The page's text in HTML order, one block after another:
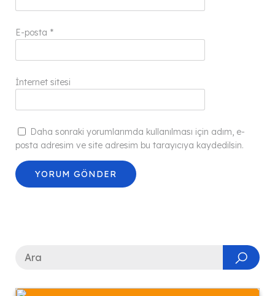
E-posta *
İnternet sitesi
Daha sonraki yorumlarımda kullanılması için adım, e-
posta adresim ve site adresim bu tarayıcıya kaydedilsin.